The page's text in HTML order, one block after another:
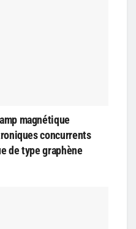
magnétique
concurrents
de type graphène